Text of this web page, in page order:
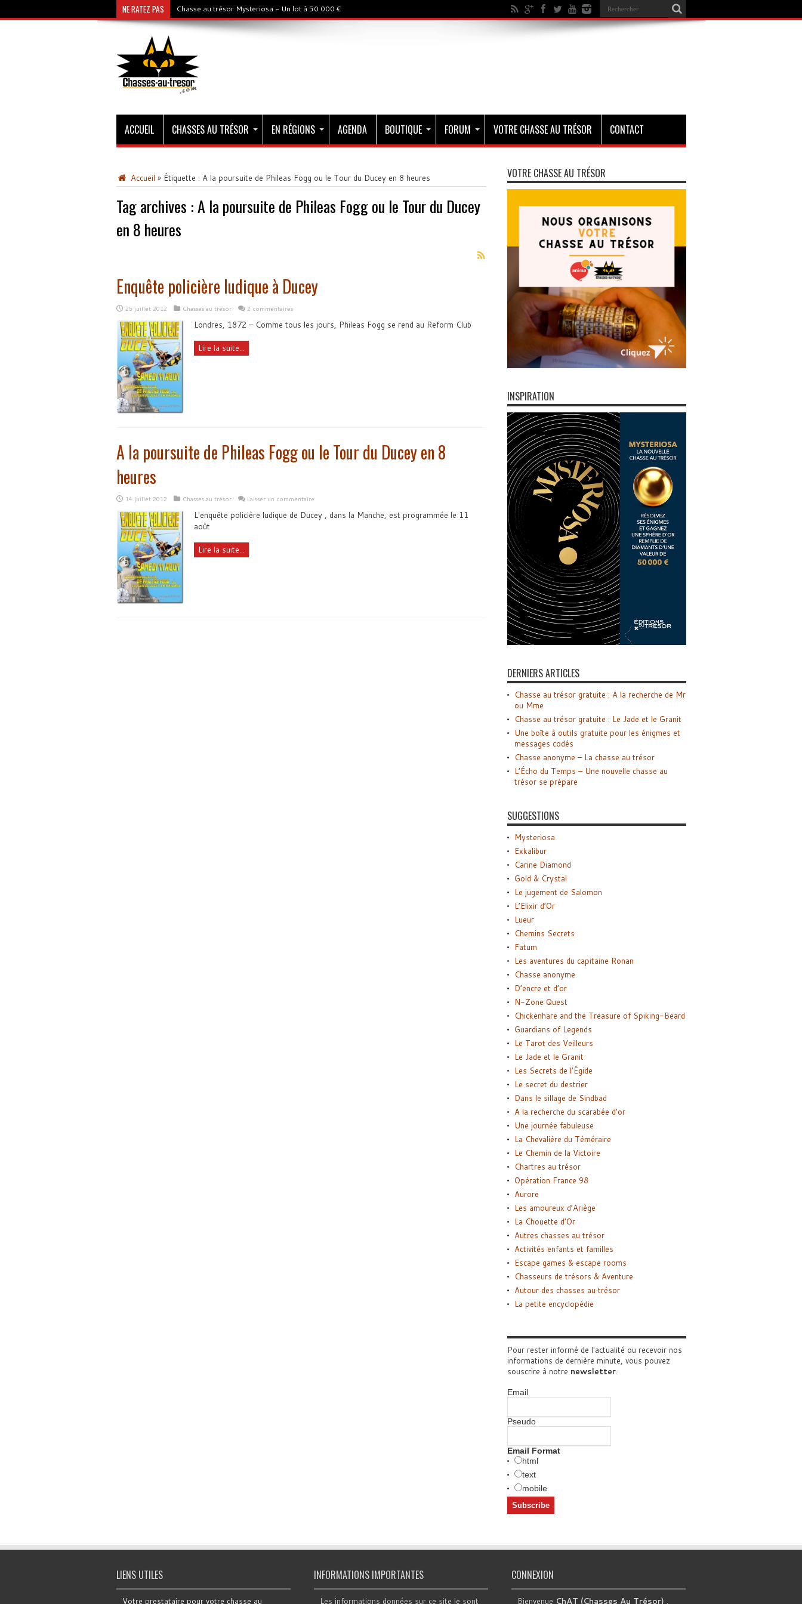
NE RATEZ PAS Chasse au trésor Mysteriosa - Un lot à 50 000 €
ACCUEIL CHASSES AU TRÉSOR EN RÉGIONS AGENDA BOUTIQUE FORUM VOTRE CHASSE AU TRÉSOR CONTACT
Accueil » Étiquette : A la poursuite de Phileas Fogg ou le Tour du Ducey en 8 heures
Tag archives :A la poursuite de Phileas Fogg ou le Tour du Ducey
en 8 heures
Enquête policière ludique à Ducey
25 juillet 2012 Chasses au trésor 2 commentaires
Londres, 1872 – Comme tous les jours, Phileas Fogg se rend au Reform Club
Lire la suite...
A la poursuite de Phileas Fogg ou le Tour du Ducey en 8
heures
14 juillet 2012 Chasses au trésor Laisser un commentaire
L'enquête policière ludique de Ducey , dans la Manche, est programmée le 11
août
Lire la suite...
VOTRE CHASSE AU TRÉSOR
INSPIRATION
DERNIERS ARTICLES
Chasse au trésor gratuite : A la recherche de Mr
ou Mme
Chasse au trésor gratuite : Le Jade et le Granit
Une boîte à outils gratuite pour les énigmes et
messages codés
Chasse anonyme – La chasse au trésor
L’Écho du Temps – Une nouvelle chasse au
trésor se prépare
SUGGESTIONS
Mysteriosa
Exkalibur
Carine Diamond
Gold & Crystal
Le jugement de Salomon
L’Elixir d’Or
Lueur
Chemins Secrets
Fatum
Les aventures du capitaine Ronan
Chasse anonyme
D’encre et d’or
N-Zone Quest
Chickenhare and the Treasure of Spiking-Beard
Guardians of Legends
Le Tarot des Veilleurs
Le Jade et le Granit
Les Secrets de l’Égide
Le secret du destrier
Dans le sillage de Sindbad
A la recherche du scarabée d’or
Une journée fabuleuse
La Chevalière du Téméraire
Le Chemin de la Victoire
Chartres au trésor
Opération France 98
Aurore
Les amoureux d’Ariège
La Chouette d’Or
Autres chasses au trésor
Activités enfants et familles
Escape games & escape rooms
Chasseurs de trésors & Aventure
Autour des chasses au trésor
La petite encyclopédie
Pour rester informé de l'actualité ou recevoir nos
informations de dernière minute, vous pouvez
souscrire à notre newsletter.
Email
Pseudo
Email Format
html
text
mobile
LIENS UTILES
Votre prestataire pour votre chasse au
INFORMATIONS IMPORTANTES
Les informations données sur ce site le sont
CONNEXION
Bienvenue ChAT (Chasses Au Trésor) .